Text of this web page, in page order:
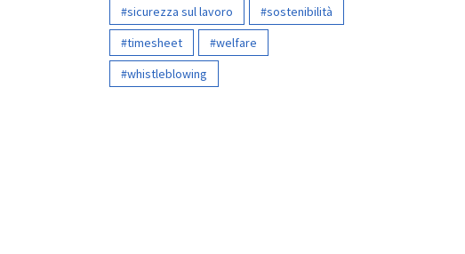
sicurezza sul lavoro
sostenibilità
timesheet
welfare
whistleblowing